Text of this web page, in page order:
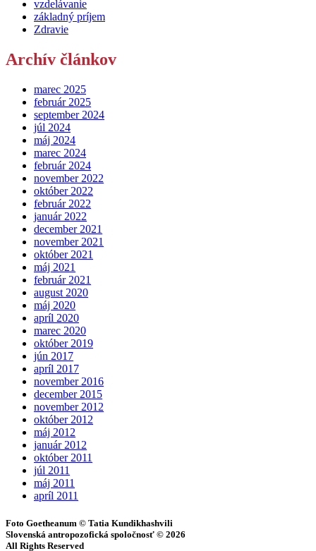
vzdelávanie
základný príjem
Zdravie
Archív článkov
marec 2025
február 2025
september 2024
júl 2024
máj 2024
marec 2024
február 2024
november 2022
október 2022
február 2022
január 2022
december 2021
november 2021
október 2021
máj 2021
február 2021
august 2020
máj 2020
apríl 2020
marec 2020
október 2019
jún 2017
apríl 2017
november 2016
december 2015
november 2012
október 2012
máj 2012
január 2012
október 2011
júl 2011
máj 2011
apríl 2011
Foto Goetheanum © Tatia Kundikhashvili
Slovenská antropozofická spoločnosť © 2026
All Rights Reserved